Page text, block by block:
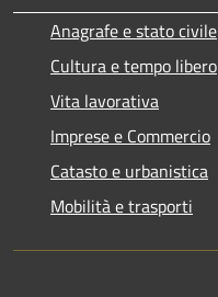
Anagrafe e stato civile
Cultura e tempo libero
Vita lavorativa
Imprese e Commercio
Catasto e urbanistica
Mobilità e trasporti